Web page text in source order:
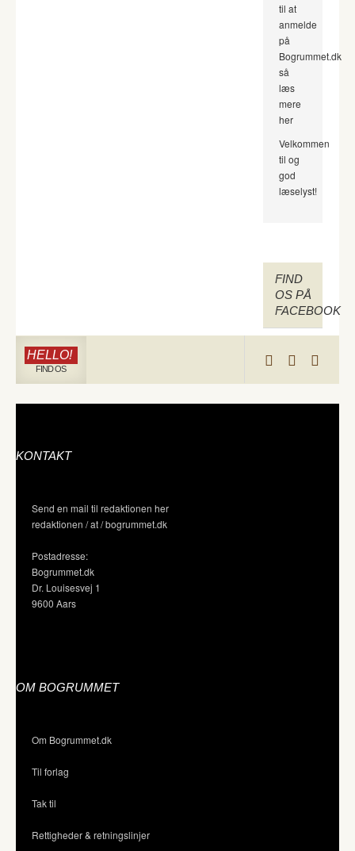
til at
anmelde
på
Bogrummet.dk
så
læs
mere
her
Velkommen
til og
god
læselyst!
FIND
OS PÅ
FACEBOOK
HELLO!
FIND OS
KONTAKT
Send en mail til redaktionen her
redaktionen / at / bogrummet.dk
Postadresse:
Bogrummet.dk
Dr. Louisesvej 1
9600 Aars
OM BOGRUMMET
Om Bogrummet.dk
Til forlag
Tak til
Rettigheder & retningslinjer